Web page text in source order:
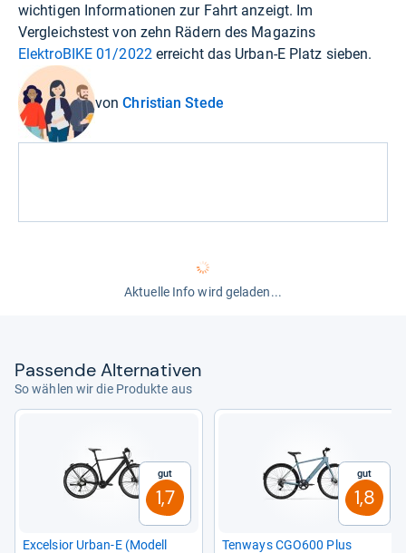
wichtigen Informationen zur Fahrt anzeigt. Im
Vergleichstest von zehn Rädern des Magazins
ElektroBIKE 01/2022 erreicht das Urban-E Platz sieben.
vonChristian Stede
Aktuelle Info wird geladen...
Pas­sende Alter­na­ti­ven
So wählen wir die Produkte aus
Gut
1,7
Excel­sior Urban-​E (Modell
Gut
1,8
Ten­ways CGO600 Plus